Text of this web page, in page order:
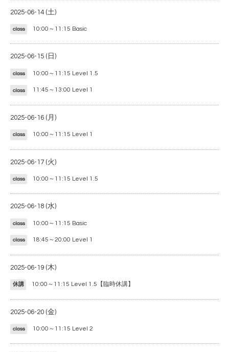
2025-06-14 (土)
class 10:00～11:15 Basic
2025-06-15 (日)
class 10:00～11:15 Level 1.5
class 11:45～13:00 Level 1
2025-06-16 (月)
class 10:00～11:15 Level 1
2025-06-17 (火)
class 10:00～11:15 Level 1.5
2025-06-18 (水)
class 10:00～11:15 Basic
class 18:45～20:00 Level 1
2025-06-19 (木)
休講 10:00～11:15 Level 1.5【臨時休講】
2025-06-20 (金)
class 10:00～11:15 Level 2